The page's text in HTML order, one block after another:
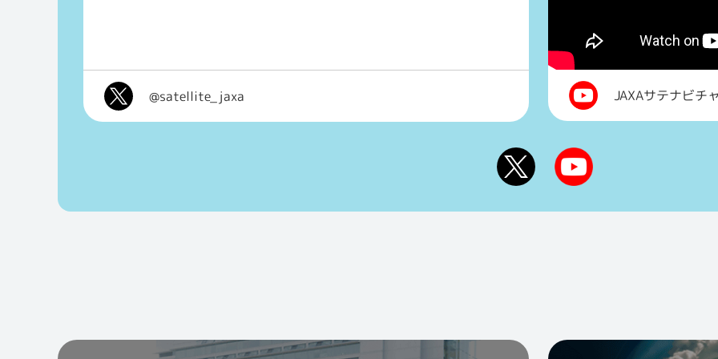
@satellite_jaxa JAXAサテナビチ